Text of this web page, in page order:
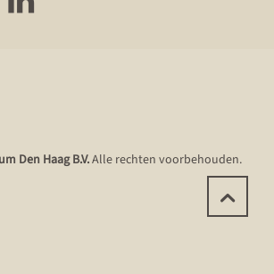
Den Haag B.V.Alle rechten voorbehouden.